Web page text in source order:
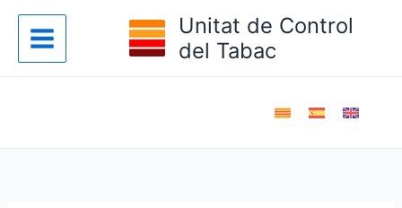
contingut
Unitat de Control
del Tabac